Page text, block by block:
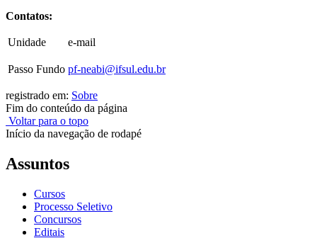
Contatos:
Unidade e-mail
Passo Fundo pf-neabi@ifsul.edu.br
registrado em: Sobre
Fim do conteúdo da página
Voltar para o topo
Início da navegação de rodapé
Assuntos
Cursos
Processo Seletivo
Concursos
Editais